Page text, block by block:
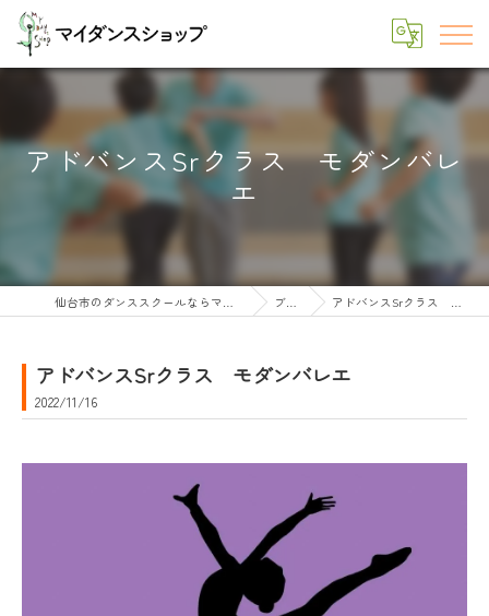
アドバンスSrクラス モダンバレ
エ
仙台市のダンススクールならマイダンスショップ ブログ アドバンスSrクラス モダンバレエ
アドバンスSrクラス モダンバレエ
2022/11/16